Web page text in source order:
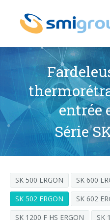
Qui sommes nous
Données clef
Histoire
Filiales
Governance
Gouvernement d'entreprise
Qualité, Environnement et
General Data Protection
Durabilité
rPET
Bouchons attachés
LIGNES D'EMBOUTEILLAGE
Lignes complètes
SOUFFLEUSES POUR
Après vente
Portail Smyzone
Media center
entrée
Série
SK 500 ERGON SK 600
SK 502 ERGON
SK 602
SK 1200 F HS ERGON
SK